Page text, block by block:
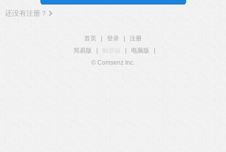
还没有注册？
首页 登录
注册
简易版
触屏版 电脑版
© Comsenz Inc.